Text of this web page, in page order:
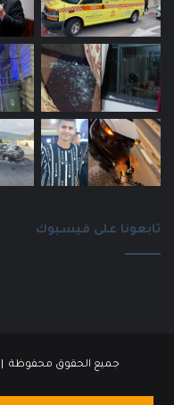
تابعونا على فيسبوك
جميع الحقوق محفوظة |